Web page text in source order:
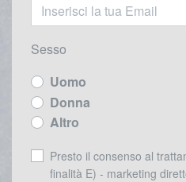
Sesso
Uomo
Donna
Altro
Presto il consenso al
finalità E) - marketing